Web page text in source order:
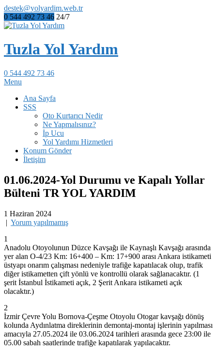
destek@yolyardim.web.tr
0 544 492 73 46 24/7
Tuzla Yol Yardım
0 544 492 73 46
Menu
Ana Sayfa
SSS
Oto Kurtarıcı Nedir
Ne Yapmalısınız?
İp Ucu
Yol Yardımı Hizmetleri
Konum Gönder
İletişim
01.06.2024-Yol Durumu ve Kapalı Yollar
Bülteni TR YOL YARDIM
1 Haziran 2024
| Yorum yapılmamış
1
Anadolu Otoyolunun Düzce Kavşağı ile Kaynaşlı Kavşağı arasında
yer alan O-4/23 Km: 16+400 – Km: 17+900 arası Ankara istikameti
üstyapı onarım çalışması nedeniyle trafiğe kapatılacak olup, trafik
diğer istikametten çift yönlü ve kontrollü olarak sağlanacaktır. (1
şerit İstanbul İstikameti açık, 2 Şerit Ankara istikameti açık
olacaktır.)
2
İzmir Çevre Yolu Bornova-Çeşme Otoyolu Otogar kavşağı dönüş
kolunda Aydınlatma direklerinin demontaj-montaj işlerinin yapılması
amacıyla 27.05.2024 ile 03.06.2024 tarihleri arasında gece 23:00 ile
05.00 sabah saatlerinde trafiğe kapatılarak yapılacaktır.